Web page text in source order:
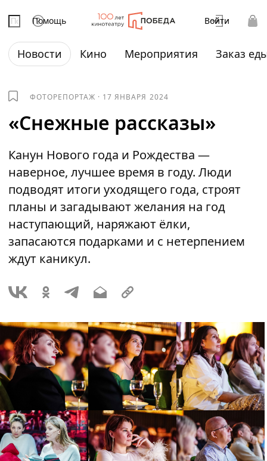
Помощь Войти
Новости Кино Мероприятия Заказ
ФОТОРЕПОРТАЖ · 17 ЯНВАРЯ 2024
«Снежные рассказы»
Канун Нового года и Рождества —
наверное, лучшее время в году. Люди
подводят итоги уходящего года, строят
планы и загадывают желания на год
наступающий, наряжают ёлки,
запасаются подарками и с нетерпением
ждут каникул.